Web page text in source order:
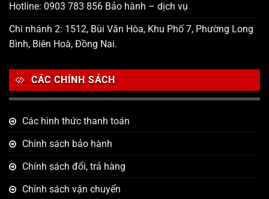
Hotline: 0903 783 856 Bảo hành – dịch vụ
Chi nhánh 2: 1512, Bùi Văn Hòa, Khu Phố 7, Phường Long
Bình, Biên Hoà, Đồng Nai.
CÁC CHÍNH SÁCH
Các hình thức thanh toán
Chính sách bảo hành
Chính sách đổi, trả hàng
Chính sách vận chuyển